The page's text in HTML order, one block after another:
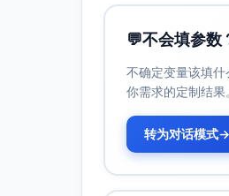
💬不会填参数
不确定变量该填
你需求的定制结果
转为对话模式→